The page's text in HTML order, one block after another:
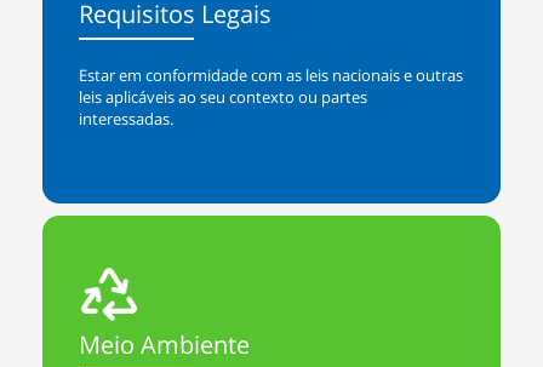
Requisitos Legais
Estar em conformidade com as leis nacionais e outras
leis aplicáveis ao seu contexto ou partes
interessadas.
Meio Ambiente